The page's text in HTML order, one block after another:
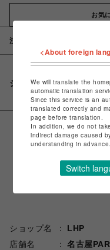
お気
注意事項
シェアする
ショップ名
LHP
店舗名
名古屋
<About foreign
We will translate the
automatic translation
Since this service is an
translated correctly and
page before translation.
In addition, we do not
indirect damage caused
understanding in advance.
Switch